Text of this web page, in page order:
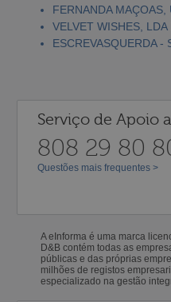
FERNANDA
VELVET WISHES, LDA
ESCREVASQUERDA -
Serviço de Apoio
808 29 80
Questões mais frequentes >
A eInforma é uma marca
D&B contém todas as
públicas e das próprias
milhões de registos
especializado na gestão